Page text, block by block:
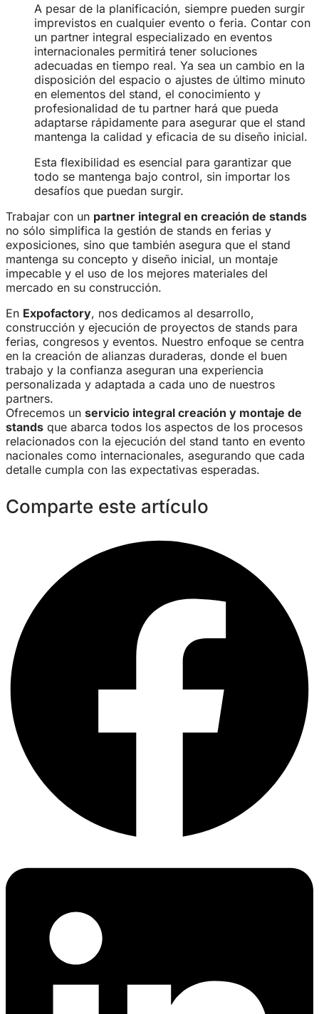
A pesar de la planificación, siempre pueden surgir
imprevistos en cualquier evento o feria. Contar con
un partner integral especializado en eventos
internacionales permitirá tener soluciones
adecuadas en tiempo real. Ya sea un cambio en la
disposición del espacio o ajustes de último minuto
en elementos del stand, el conocimiento y
profesionalidad de tu partner hará que pueda
adaptarse rápidamente para asegurar que el stand
mantenga la calidad y eficacia de su diseño inicial.
Esta flexibilidad es esencial para garantizar que
todo se mantenga bajo control, sin importar los
desafíos que puedan surgir.
Trabajar con un partner integral en creación de stands
no sólo simplifica la gestión de stands en ferias y
exposiciones, sino que también asegura que el stand
mantenga su concepto y diseño inicial, un montaje
impecable y el uso de los mejores materiales del
mercado en su construcción.
En Expofactory, nos dedicamos al desarrollo,
construcción y ejecución de proyectos de stands para
ferias, congresos y eventos. Nuestro enfoque se centra
en la creación de alianzas duraderas, donde el buen
trabajo y la confianza aseguran una experiencia
personalizada y adaptada a cada uno de nuestros
partners.
Ofrecemos un servicio integral creación y montaje de
stands que abarca todos los aspectos de los procesos
relacionados con la ejecución del stand tanto en evento
nacionales como internacionales, asegurando que cada
detalle cumpla con las expectativas esperadas.
Comparte este artículo